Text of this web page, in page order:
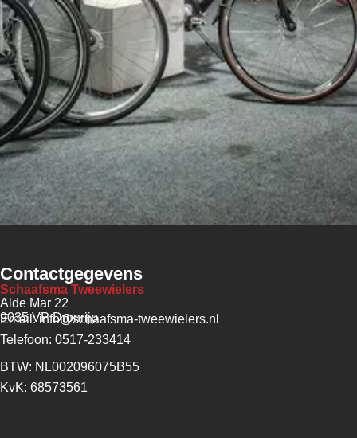
Contactgegevens
Schaafsma Tweewielers
Alde Mar 22
9035 VP Dronrijp
Email: info@schaafsma-tweewielers.nl
Telefoon: 0517-233414
BTW: NL002096075B55
KvK: 68573561